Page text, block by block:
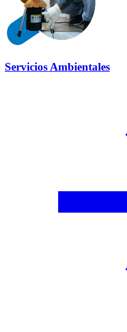
Servicios Ambientales